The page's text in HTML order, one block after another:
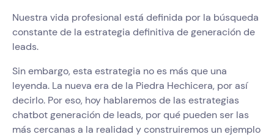
Nuestra vida profesional está definida por la búsqueda
constante de la estrategia definitiva de generación de
leads.
Sin embargo, esta estrategia no es más que una
leyenda. La nueva era de la Piedra Hechicera, por así
decirlo. Por eso, hoy hablaremos de las estrategias
chatbot generación de leads, por qué pueden ser las
más cercanas a la realidad y construiremos un ejemplo